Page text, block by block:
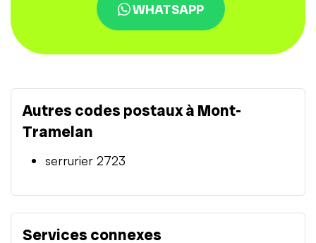
WHATSAPP
Autres codes postaux à Mont-
Tramelan
serrurier 2723
Services connexes